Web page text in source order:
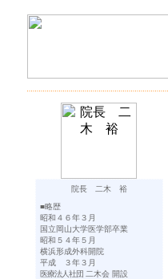
院長 二木 裕
■略歴
昭和４６年３月
国立岡山大学医学部卒業
昭和５４年５月
横浜形成外科開院
平成 ３年３月
医療法人社団 二木会 開設